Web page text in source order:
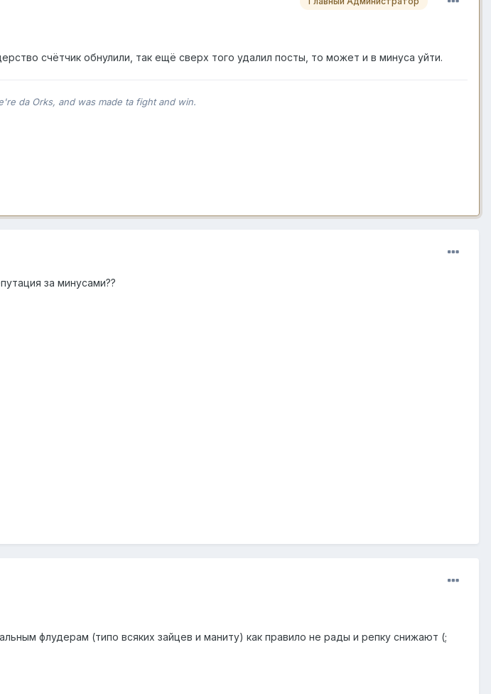
счётчик обнулили, так ещё сверх того удалил посты, то может и в минуса уйти.
da Orks, and was made ta fight and win.
за минусами??
флудерам (типо всяких зайцев и маниту) как правило не рады и репку снижают (;